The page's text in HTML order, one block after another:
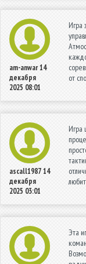
am-anwar14
декабря
2025 08:01
Игра
от
ascall198714
декабря
2025 03:01
Игра
Эта